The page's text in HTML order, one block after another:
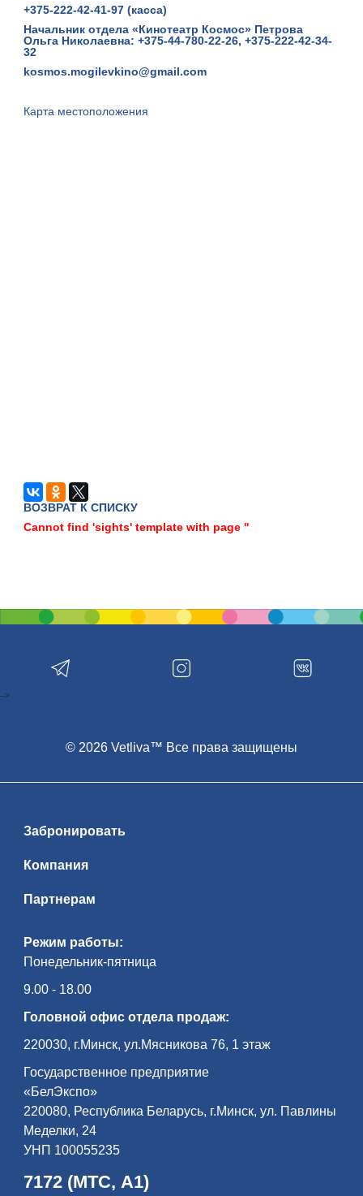
+375-222-42-41-97 (касса)
Начальник отдела «Кинотеатр Космос» Петрова
Ольга Николаевна: +375-44-780-22-26, +375-222-42-34-
32
kosmos.mogilevkino@gmail.com
Карта местоположения
ВОЗВРАТ К СПИСКУ
Cannot find 'sights' template with page ''
Режим работы:
Понедельник-пятница
9.00 - 18.00
Головной офис отдела продаж:
220030, г.Минск, ул.Мясникова 76, 1 этаж
Государственное предприятие
«БелЭкспо»
220080, Республика Беларусь, г.Минск, ул. Павлины
Меделки, 24
УНП 100055235
7172 (МТС, А1)
Забронировать
Компания
Партнерам
© 2026 Vetliva™ Все права защищены
-->